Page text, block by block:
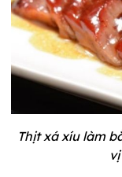
Thịt xá xíu làm